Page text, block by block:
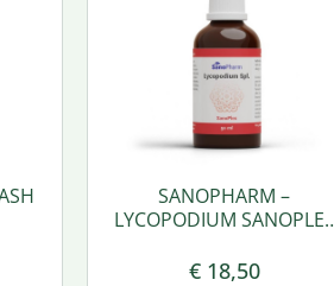
SANOPHARM –
LYCOPODIUM SANOPLEX
€18,50